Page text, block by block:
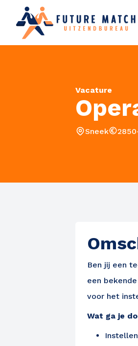
Vacature
Sneek
Ben jij een
een
voor het
Wat ga je